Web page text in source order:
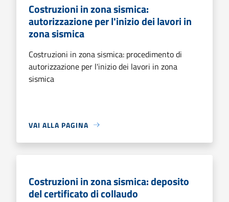
Costruzioni in zona sismica:
autorizzazione per l'inizio dei lavori in
zona sismica
Costruzioni in zona sismica: procedimento di
autorizzazione per l'inizio dei lavori in zona
sismica
VAI ALLA PAGINA
Costruzioni in zona sismica: deposito
del certificato di collaudo